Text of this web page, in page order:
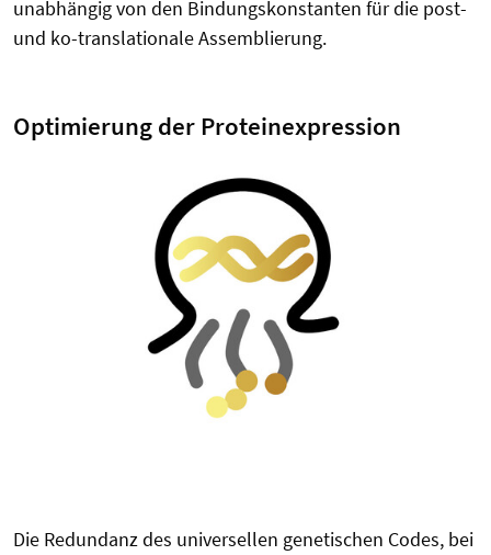
unabhängig von den Bindungskonstanten für die post-
und ko-translationale Assemblierung.
Optimierung der Proteinexpression
Die Redundanz des universellen genetischen Codes, bei